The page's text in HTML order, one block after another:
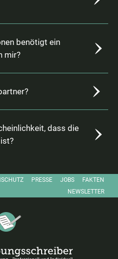
benötigt ein
mir?
dass die
PRESSE JOBS
FAKTEN
NEWSLETTER
Die Bewerbungsschreiber – Startseite